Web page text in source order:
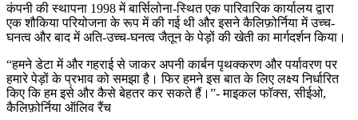
कंपनी की स्थापना 1998 में बार्सिलोना-स्थित एक पारिवारिक कार्यालय द्वारा
एक शौकिया परियोजना के रूप में की गई थी और इसने कैलिफ़ोर्निया में उच्च-
घनत्व और बाद में अति-उच्च-घनत्व जैतून के पेड़ों की खेती का मार्गदर्शन किया।
हमने डेटा में और गहराई से जाकर अपनी कार्बन पृथक्करण और पर्यावरण पर
हमारे पेड़ों के प्रभाव को समझा है। फिर हमने इस बात के लिए लक्ष्य निर्धारित
किए कि हम इसे और कैसे बेहतर कर सकते हैं।
- माइकल फॉक्स, सीईओ,
कैलिफ़ोर्निया ऑलिव रैंच